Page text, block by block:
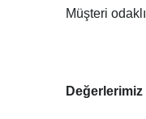
Müşteri
Değerlerimiz